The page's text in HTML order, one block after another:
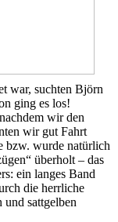
war, suchten Björn
ging es los!
wir den
wir gut Fahrt
bzw. wurde natürlich
überholt – das
ein langes Band
die herrliche
sattgelben